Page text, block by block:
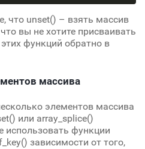
что unset() – взять массив
вы не хотите присваивать
функций обратно в
массива
элементов массива
или array_splice()
использовать функции
зависимости от того,